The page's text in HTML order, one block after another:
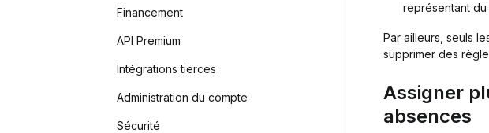
représentant du
Par ailleurs, seuls
supprimer des
Assigner
absences
Financement
API Premium
Intégrations tierces
Administration du compte
Sécurité